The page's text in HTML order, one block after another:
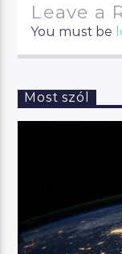
Leave a
You must be
Most szól